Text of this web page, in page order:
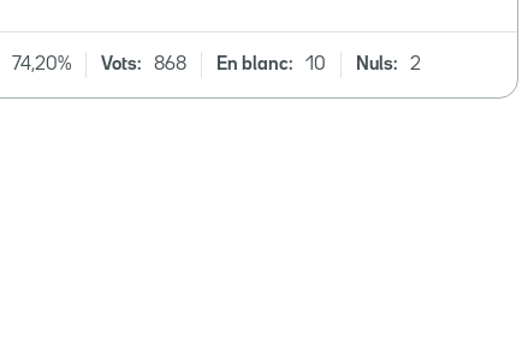
74,20% Vots: 868 En blanc: 10 Nuls: 2